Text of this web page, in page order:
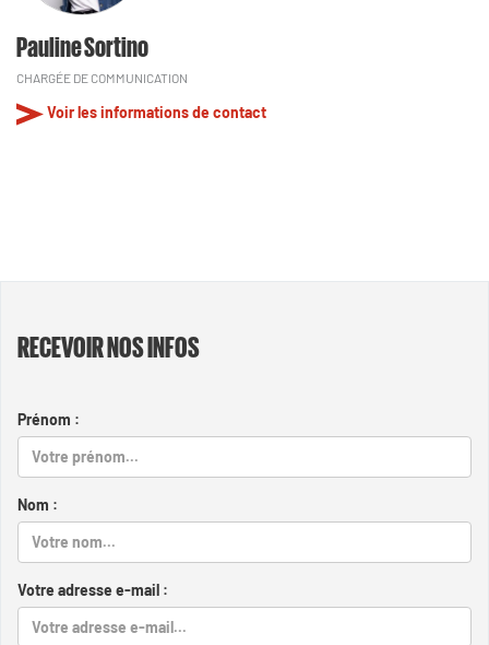
Pauline Sortino
CHARGÉE DE COMMUNICATION
Voir les informations de contact
RECEVOIR NOS INFOS
Prénom :
Nom :
Votre adresse e-mail :